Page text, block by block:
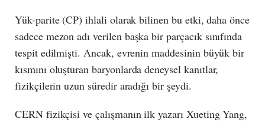
Yük-parite (CP) ihlali olarak bilinen bu etki, daha önce
sadece mezon adı verilen başka bir parçacık sınıfında
tespit edilmişti. Ancak, evrenin maddesinin büyük bir
kısmını oluşturan baryonlarda deneysel kanıtlar,
fizikçilerin uzun süredir aradığı bir şeydi.
CERN fizikçisi ve çalışmanın ilk yazarı Xueting Yang,